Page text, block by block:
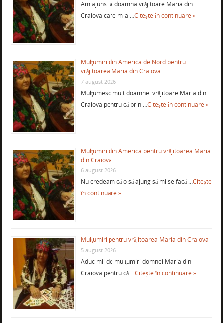
Am ajuns la doamna vrăjitoare Maria din
Craiova care m-a …Citește în continuare »
Mulţumiri din America de Nord pentru
vrăjitoarea Maria din Craiova
7 august 2026
Mulţumesc mult doamnei vrăjitoare Maria din
Craiova pentru că prin …Citește în continuare »
Mulţumiri din America pentru vrăjitoarea Maria
din Craiova
6 august 2026
Nu credeam că o să ajung să mi se facă …Citește
în continuare »
Mulţumiri pentru vrăjitoarea Maria din Craiova
5 august 2026
Aduc mii de mulţumiri domnei Maria din
Craiova pentru că …Citește în continuare »